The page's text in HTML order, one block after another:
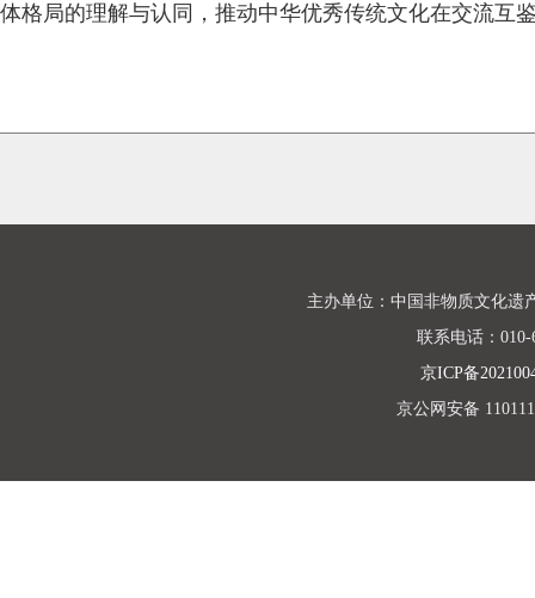
体格局的理解与认同，推动中华优秀传统文化在交流互
主办单位：中国非物质文化遗
联系电话：010-
京ICP备
京公网安备